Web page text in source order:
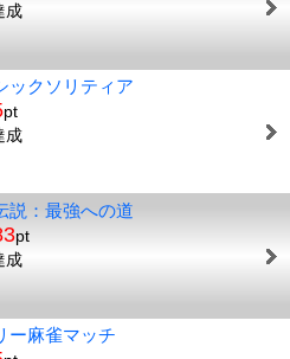
成
ックソリティア
pt
成
説：最強への道
pt
成
ー麻雀マッチ